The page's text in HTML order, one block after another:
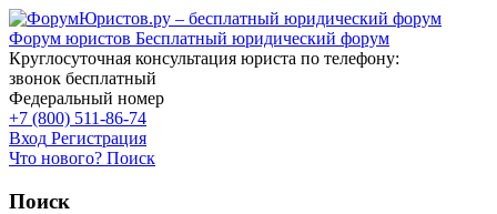
Форум юристов Бесплатный юридический форум
Круглосуточная консультация юриста по телефону:
звонок бесплатный
Федеральный номер
+7 (800) 511-86-74
Вход Регистрация
Что нового? Поиск
Поиск